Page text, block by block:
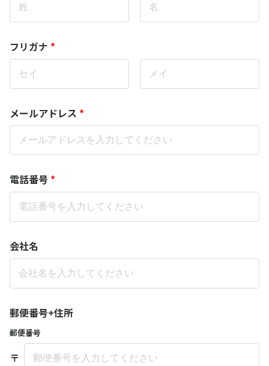
フリガナ *
メールアドレス *
電話番号 *
会社名
郵便番号+住所
郵便番号
〒